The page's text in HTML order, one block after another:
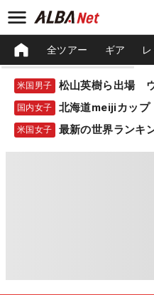
全ツアー ギア
米国男子
国内女子 北海道meijiカッ
米国女子 最新の世界ランキ